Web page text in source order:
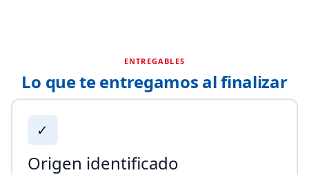
ENTREGABLES
Lo que te entregamos al finalizar
✓
Origen identificado